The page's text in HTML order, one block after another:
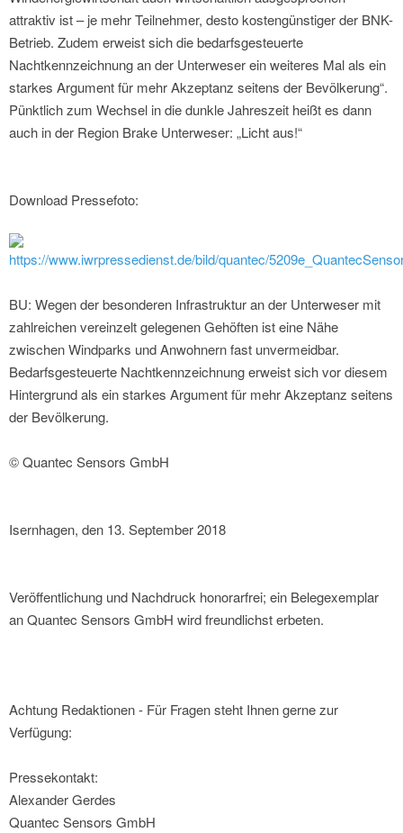
attraktiv ist – je mehr Teilnehmer, desto kostengünstiger der BNK-
Betrieb. Zudem erweist sich die bedarfsgesteuerte
Nachtkennzeichnung an der Unterweser ein weiteres Mal als ein
starkes Argument für mehr Akzeptanz seitens der Bevölkerung“.
Pünktlich zum Wechsel in die dunkle Jahreszeit heißt es dann
auch in der Region Brake Unterweser: „Licht aus!“
Download Pressefoto:
https://www.iwrpressedienst.de/bild/quantec/
BU: Wegen der besonderen Infrastruktur an der Unterweser mit
zahlreichen vereinzelt gelegenen Gehöften ist eine Nähe
zwischen Windparks und Anwohnern fast unvermeidbar.
Bedarfsgesteuerte Nachtkennzeichnung erweist sich vor diesem
Hintergrund als ein starkes Argument für mehr Akzeptanz seitens
der Bevölkerung.
© Quantec Sensors GmbH
Isernhagen, den 13. September 2018
Veröffentlichung und Nachdruck honorarfrei; ein Belegexemplar
an Quantec Sensors GmbH wird freundlichst erbeten.
Achtung Redaktionen - Für Fragen steht Ihnen gerne zur
Verfügung:
Pressekontakt:
Alexander Gerdes
Quantec Sensors GmbH